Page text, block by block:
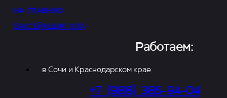
НА ГЛАВНУЮ
БАССЕЙНЩИК ЮГА
Работаем:
в Сочи и Краснодарском крае
+7 (988) 385-94-04